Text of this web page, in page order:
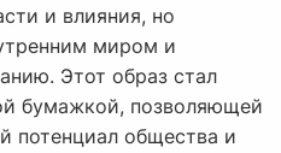
и влияния, но
миром и
Этот образ стал
бумажкой, позволяющей
потенциал общества и